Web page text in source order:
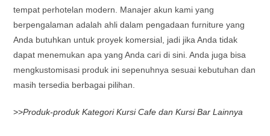
tempat perhotelan modern. Manajer akun kami yang
berpengalaman adalah ahli dalam pengadaan furniture yang
Anda butuhkan untuk proyek komersial, jadi jika Anda tidak
dapat menemukan apa yang Anda cari di sini. Anda juga bisa
mengkustomisasi produk ini sepenuhnya sesuai kebutuhan dan
masih tersedia berbagai pilihan.
>>Produk-produk Kategori Kursi Cafe dan Kursi Bar Lainnya